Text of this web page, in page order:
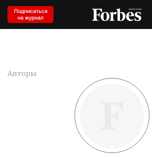
Подписаться
на журнал
Авторы